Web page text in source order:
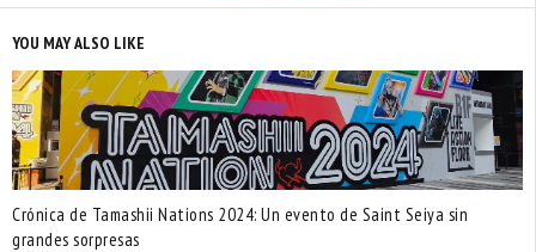
YOU MAY ALSO LIKE
Crónica de Tamashii Nations 2024: Un evento de Saint Seiya sin
grandes sorpresas